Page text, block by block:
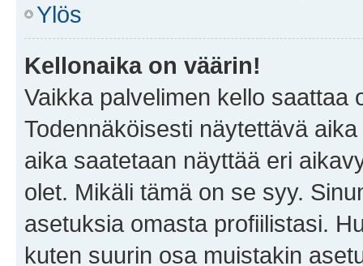
Ylös
Kellonaika on väärin!
Vaikka palvelimen kello saattaa
Todennäköisesti näytettävä
aika saatetaan näyttää eri
olet. Mikäli tämä on se syy.
asetuksia omasta profiilistasi.
kuten suurin osa muistakin